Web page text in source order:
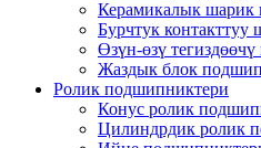
Керамикалык
Бурчтук
Өзүн-өзү
Жаздык блок
Ролик подшипниктери
Конус ролик
Цилиндрдик ролик